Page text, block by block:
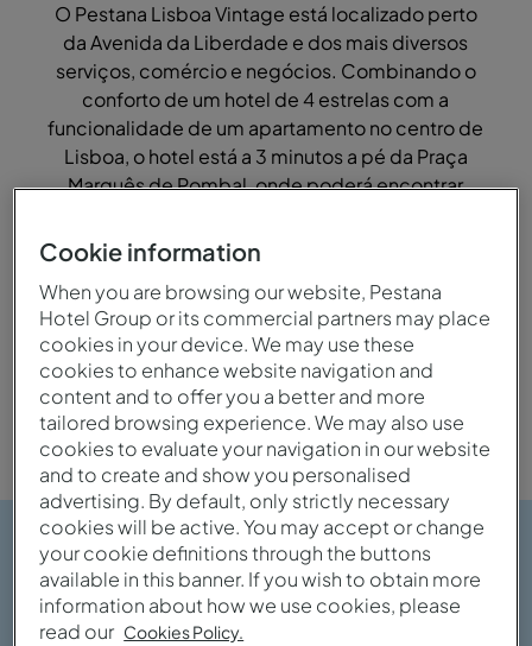
O Pestana Lisboa Vintage está localizado perto
da Avenida da Liberdade e dos mais diversos
serviços, comércio e negócios. Combinando o
conforto de um hotel de 4 estrelas com a
funcionalidade de um apartamento no centro de
Lisboa, o hotel está a 3 minutos a pé da Praça
Marquês de Pombal, onde poderá encontrar
Cidade Família
Cookie information
When you are browsing our website, Pestana
Hotel Group or its commercial partners may place
cookies in your device. We may use these
cookies to enhance website navigation and
content and to offer you a better and more
tailored browsing experience. We may also use
cookies to evaluate your navigation in our website
and to create and show you personalised
advertising. By default, only strictly necessary
cookies will be active. You may accept or change
your cookie definitions through the buttons
available in this banner. If you wish to obtain more
information about how we use cookies, please
read our Cookies Policy.